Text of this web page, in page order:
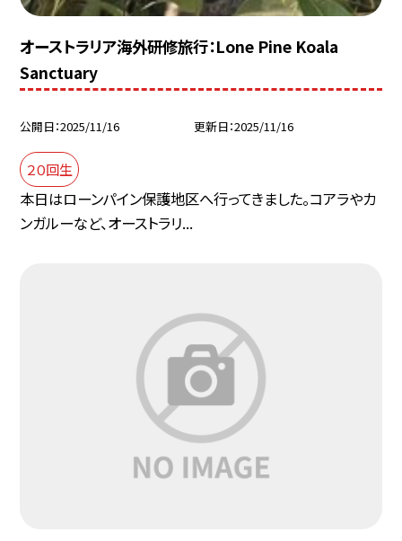
オーストラリア海外研修旅行：Lone Pine Koala
Sanctuary
公開日 2025/11/16 更新日 2025/11/16
２０回生
本日はローンパイン保護地区へ行ってきました。コアラやカ
ンガルーなど、オーストラリ...